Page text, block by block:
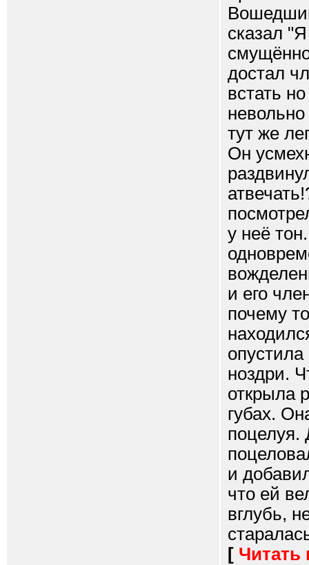
сказал
достал
встать
тут же
Он
у неё
и его
почему
ноздри.
открыла
губах.
поцелуя.
и
что ей
вглубь,
[ Читать